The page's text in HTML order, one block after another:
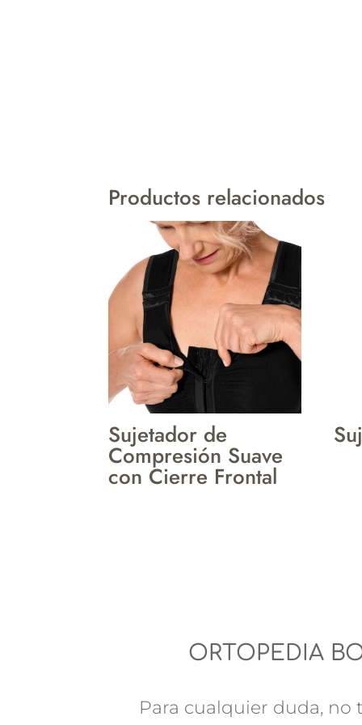
Productos relacionados
Sujetador de
Compresión Suave
con Cierre Frontal
ORTOPEDIA
Para cualquier duda, no